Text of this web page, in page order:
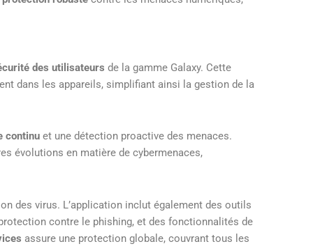
des utilisateurs de la gamme Galaxy. Cette
dans les appareils, simplifiant ainsi la gestion de la
continuet une détection proactive des menaces.
évolutions en matière de cybermenaces,
des virus. L’application inclut également des outils
contre le phishing, et des fonctionnalités de
assure une protection globale, couvrant tous les